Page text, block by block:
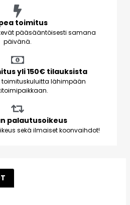
toimitus
pääsääntöisesti samana
päivänä.
yli 150€ tilauksista
toimituskuluitta lähimpään
palautusoikeus
sekä ilmaiset koonvaihdot!